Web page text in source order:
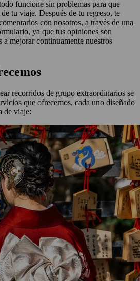
funcione sin problemas para que
tu viaje. Después de tu regreso, te
con nosotros, a través de una
ya que tus opiniones son
a mejorar continuamente nuestros
recorridos de grupo extraordinarios se
que ofrecemos, cada uno diseñado
de viaje: